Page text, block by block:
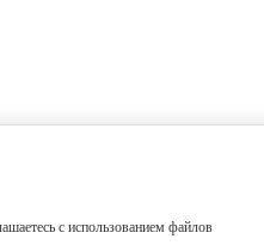
с использованием файлов